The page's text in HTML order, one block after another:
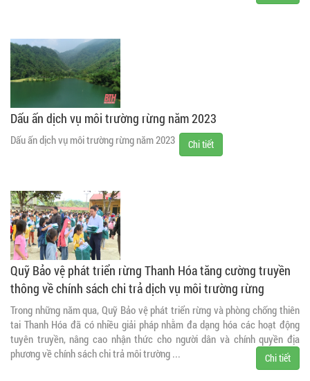
Dấu ấn dịch vụ môi trường rừng năm 2023
Dấu ấn dịch vụ môi trường rừng năm 2023 Chi tiết
Quỹ Bảo vệ phát triển rừng Thanh Hóa tăng cường truyền
thông về chính sách chi trả dịch vụ môi trường rừng
Trong những năm qua, Quỹ Bảo vệ phát triển rừng và phòng chống thiên
tai Thanh Hóa đã có nhiều giải pháp nhằm đa dạng hóa các hoạt động
tuyên truyền, nâng cao nhận thức cho người dân và chính quyền địa
phương về chính sách chi trả môi trường ...
Chi tiết